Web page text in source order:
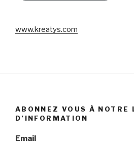
www.kreatys.com
ABONNEZ VOUS À NOTRE
D’INFORMATION
Email